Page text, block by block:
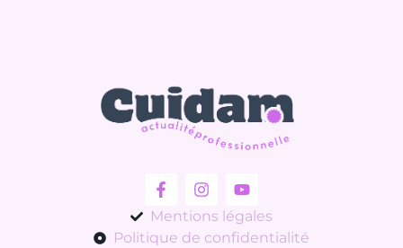
Mentions légales
Politique de confidentialité